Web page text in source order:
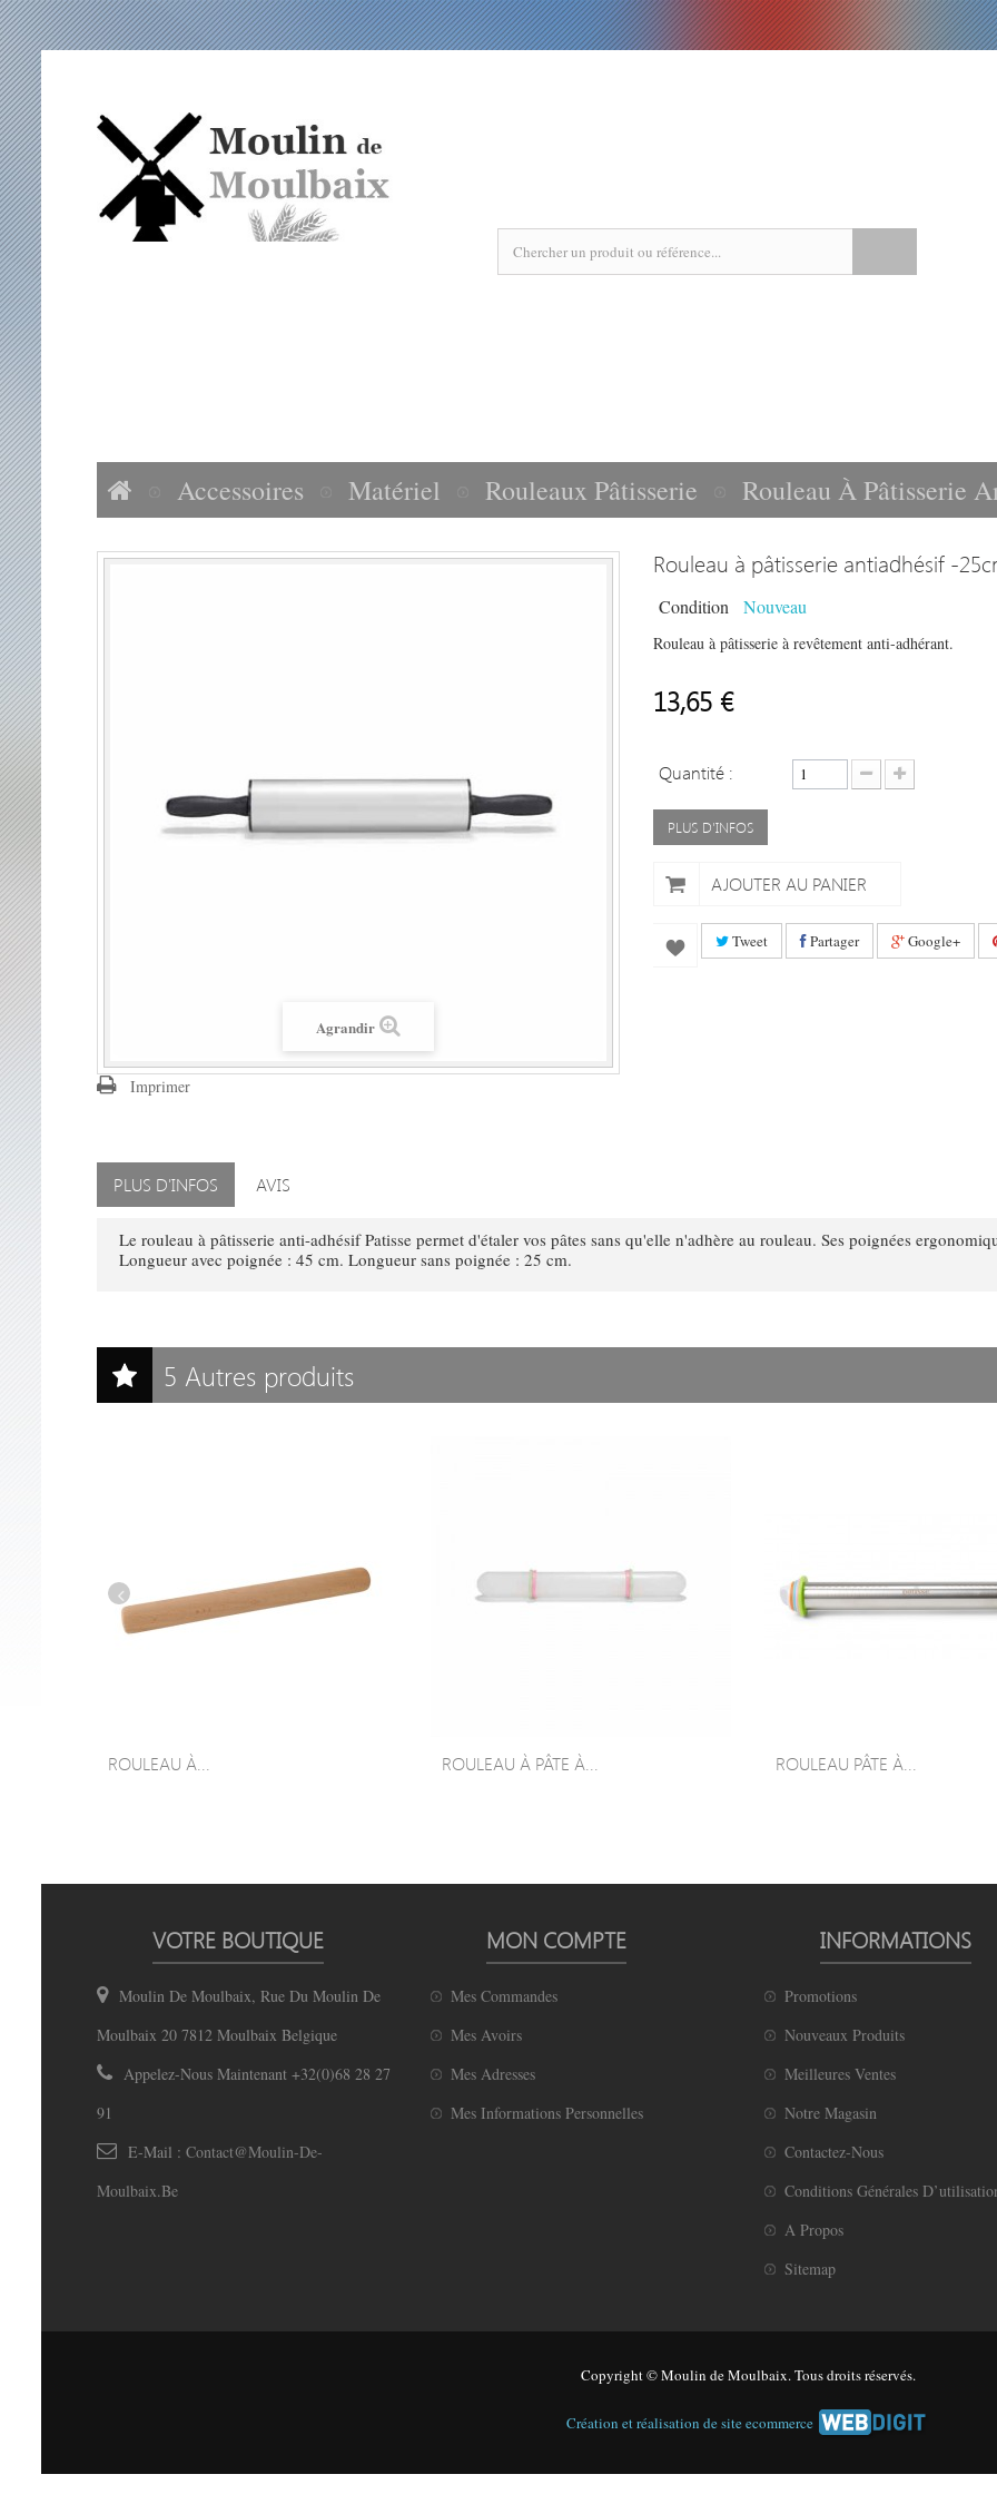
Accessoires Matériel Rouleaux Pâtisserie Rouleau À Pâtisserie
Agrandir
Imprimer
Rouleau à pâtisserie antiadhésif -
Condition Nouveau
Rouleau à pâtisserie à revêtement anti-adhérant.
13,65 €
Quantité :
PLUS D'INFOS
AJOUTER AU PANIER
Tweet Partager Google+
PLUS D'INFOS AVIS
Le rouleau à pâtisserie anti-adhésif Patisse permet d'étaler vos pâtes sans qu'elle n'adhère au rouleau. Ses poignées
Longueur avec poignée : 45 cm. Longueur sans poignée : 25 cm.
5 Autres produits
ROULEAU À... ROULEAU À PÂTE À... ROULEAU PÂTE À...
VOTRE BOUTIQUE
Moulin De Moulbaix, Rue Du Moulin De
Moulbaix 20 7812 Moulbaix Belgique
Appelez-Nous Maintenant +32(0)68 28 27
91
E-Mail : Contact@moulin-De-
Moulbaix.be
MON COMPTE
Mes Commandes
Mes Avoirs
Mes Adresses
Mes Informations Personnelles
INFORMATIONS
Promotions
Nouveaux Produits
Meilleures Ventes
Notre Magasin
Contactez-Nous
Conditions Générales
A Propos
Sitemap
Copyright © Moulin de Moulbaix. Tous droits réservés.
Création et réalisation de site ecommerce